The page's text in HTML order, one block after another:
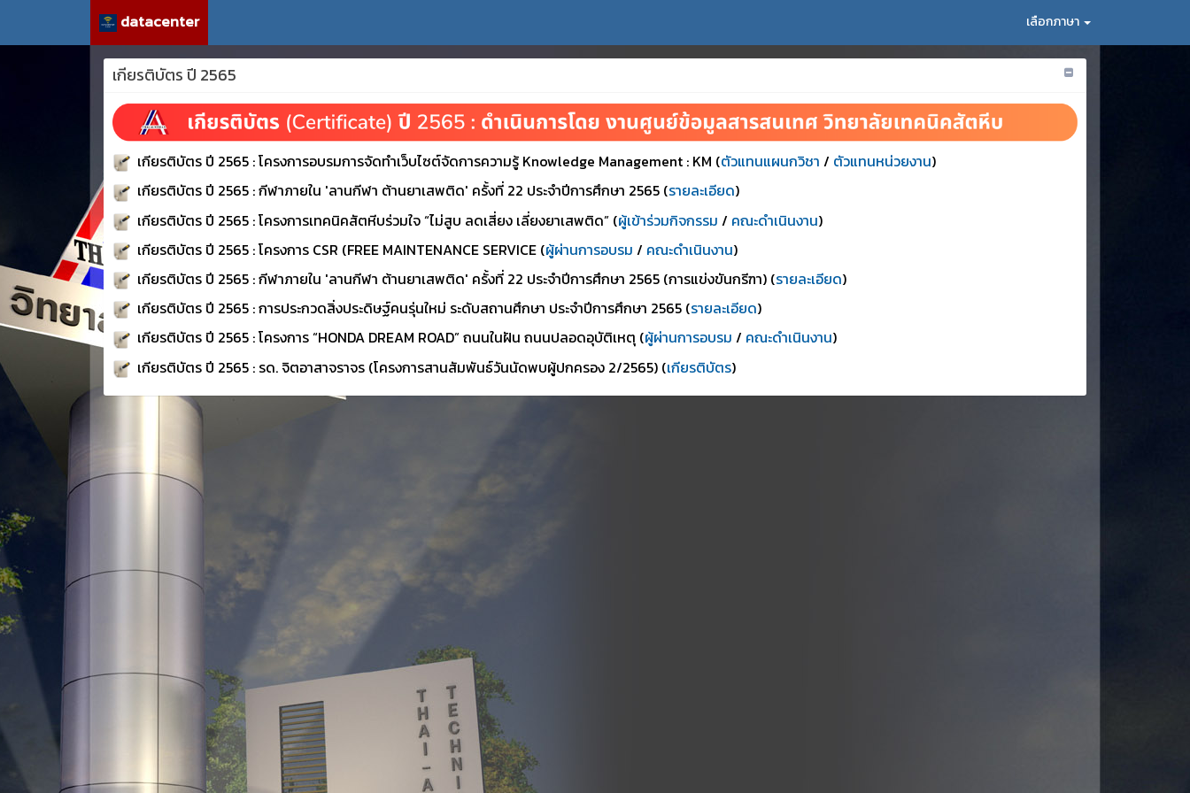
datacenter เลือกภาษา
เกียรติบัตร ปี 2565
เกียรติบัตร ปี 2565 : โครงการอบรมการจัดทำเว็บไซต์จัดการความรู้ Knowledge Management : KM (ตัวแทนแผนกวิชา / ตัวแทนหน่วยงาน)
เกียรติบัตร ปี 2565 : กีฬาภายใน 'ลานกีฬา ต้านยาเสพติด' ครั้งที่ 22 ประจำปีการศึกษา 2565 (รายละเอียด)
เกียรติบัตร ปี 2565 : โครงการเทคนิคสัตหีบร่วมใจ “ไม่สูบ ลดเสี่ยง เลี่ยงยาเสพติด” (ผู้เข้าร่วมกิจกรรม / คณะดำเนินงาน)
เกียรติบัตร ปี 2565 : โครงการ CSR (FREE MAINTENANCE SERVICE (ผู้ผ่านการอบรม / คณะดำเนินงาน)
เกียรติบัตร ปี 2565 : กีฬาภายใน 'ลานกีฬา ต้านยาเสพติด' ครั้งที่ 22 ประจำปีการศึกษา 2565 (การแข่งขันกรีฑา) (รายละเอียด)
เกียรติบัตร ปี 2565 : การประกวดสิ่งประดิษฐ์คนรุ่นใหม่ ระดับสถานศึกษา ประจำปีการศึกษา 2565 (รายละเอียด)
เกียรติบัตร ปี 2565 : โครงการ “HONDA DREAM ROAD” ถนนในฝัน ถนนปลอดอุบัติเหตุ (ผู้ผ่านการอบรม / คณะดำเนินงาน)
เกียรติบัตร ปี 2565 : รด. จิตอาสาจราจร (โครงการสานสัมพันธ์วันนัดพบผู้ปกครอง 2/2565) (เกียรติบัตร)